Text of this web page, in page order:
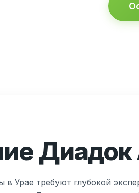
Диадок
Урае требуют глубокой